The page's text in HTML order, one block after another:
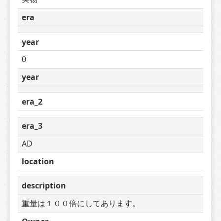
era
year
0
year
era_2
era_3
AD
location
description
重量は１００倍にしてあります。